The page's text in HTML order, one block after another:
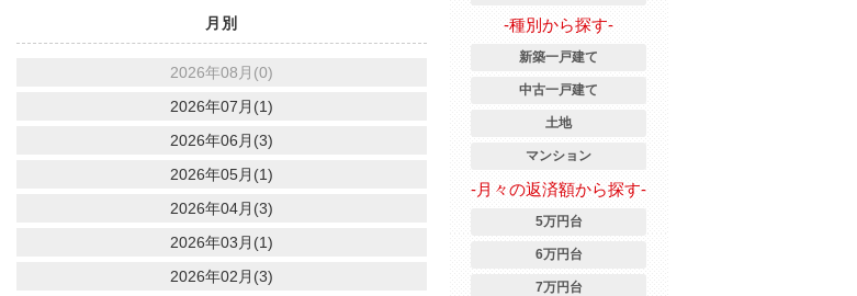
月別
2026年08月(0)
2026年07月(1)
2026年06月(3)
2026年05月(1)
2026年04月(3)
2026年03月(1)
2026年02月(3)
-種別から探す-
新築一戸建て
中古一戸建て
土地
マンション
-月々の返済額から探す-
5万円台
6万円台
7万円台